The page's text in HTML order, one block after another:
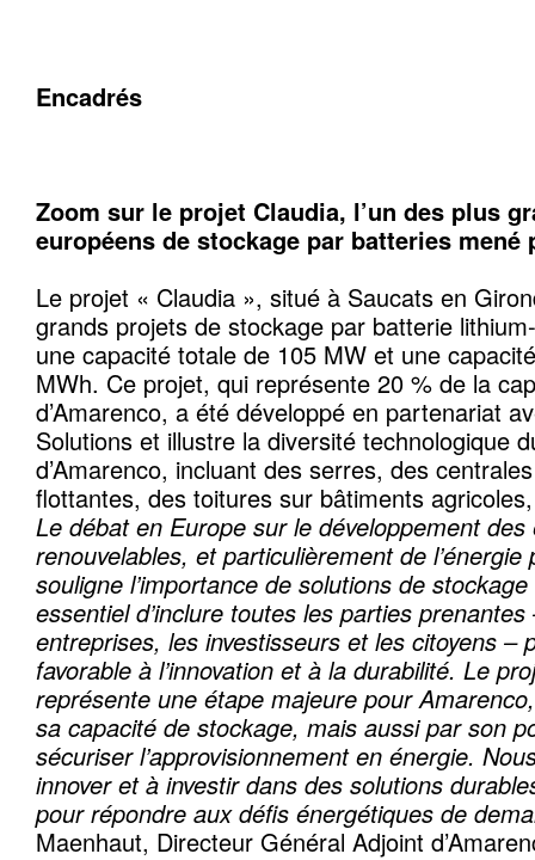
Encadrés
Zoom sur le projet Claudia, l’un des plus
européens de stockage par batteries mené
Le projet « Claudia », situé à Saucats en
grands projets de stockage par batterie
une capacité totale de 105 MW et une
MWh. Ce projet, qui représente 20 % de la
d’Amarenco, a été développé en partenariat
Solutions et illustre la diversité technologique
d’Amarenco, incluant des serres, des
flottantes, des toitures sur bâtiments
Le débat en Europe sur le développement des
renouvelables, et particulièrement de l’énergie
souligne l’importance de solutions de
essentiel d’inclure toutes les parties
entreprises, les investisseurs et les citoyens –
favorable à l’innovation et à la durabilité. Le
représente une étape majeure pour
sa capacité de stockage, mais aussi par son
sécuriser l’approvisionnement en énergie.
innover et à investir dans des solutions
pour répondre aux défis énergétiques de
Maenhaut, Directeur Général Adjoint